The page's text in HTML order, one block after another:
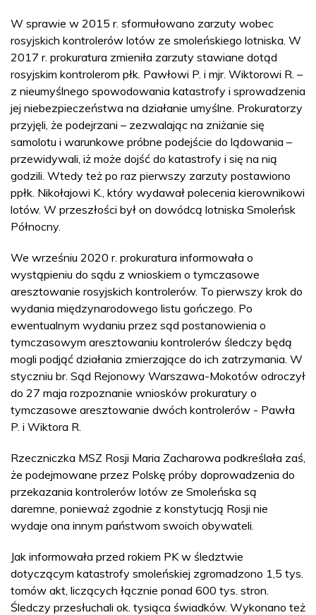
W sprawie w 2015 r. sformułowano zarzuty wobec
rosyjskich kontrolerów lotów ze smoleńskiego lotniska. W
2017 r. prokuratura zmieniła zarzuty stawiane dotąd
rosyjskim kontrolerom płk. Pawłowi P. i mjr. Wiktorowi R. –
z nieumyślnego spowodowania katastrofy i sprowadzenia
jej niebezpieczeństwa na działanie umyślne. Prokuratorzy
przyjęli, że podejrzani – zezwalając na zniżanie się
samolotu i warunkowe próbne podejście do lądowania –
przewidywali, iż może dojść do katastrofy i się na nią
godzili. Wtedy też po raz pierwszy zarzuty postawiono
ppłk. Nikołajowi K., który wydawał polecenia kierownikowi
lotów. W przeszłości był on dowódcą lotniska Smoleńsk
Północny.
We wrześniu 2020 r. prokuratura informowała o
wystąpieniu do sądu z wnioskiem o tymczasowe
aresztowanie rosyjskich kontrolerów. To pierwszy krok do
wydania międzynarodowego listu gończego. Po
ewentualnym wydaniu przez sąd postanowienia o
tymczasowym aresztowaniu kontrolerów śledczy będą
mogli podjąć działania zmierzające do ich zatrzymania. W
styczniu br. Sąd Rejonowy Warszawa-Mokotów odroczył
do 27 maja rozpoznanie wniosków prokuratury o
tymczasowe aresztowanie dwóch kontrolerów - Pawła
P. i Wiktora R.
Rzeczniczka MSZ Rosji Maria Zacharowa podkreślała zaś,
że podejmowane przez Polskę próby doprowadzenia do
przekazania kontrolerów lotów ze Smoleńska są
daremne, ponieważ zgodnie z konstytucją Rosji nie
wydaje ona innym państwom swoich obywateli.
Jak informowała przed rokiem PK w śledztwie
dotyczącym katastrofy smoleńskiej zgromadzono 1,5 tys.
tomów akt, liczących łącznie ponad 600 tys. stron.
Śledczy przesłuchali ok. tysiąca świadków. Wykonano też